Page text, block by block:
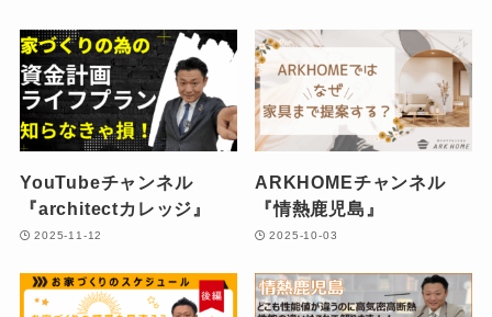
YouTubeチャンネル
『architectカレッジ』
2025-11-12
ARKHOMEチャンネル
『情熱鹿児島』
2025-10-03